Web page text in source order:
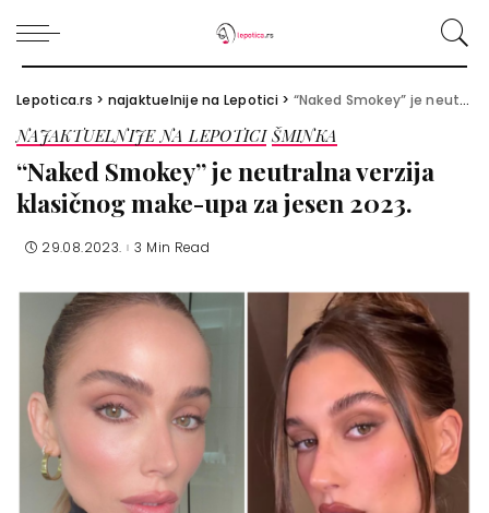
Lepotica.rs > najaktuelnije na Lepotici> “Naked Smokey” je neutralna verzija klasičnog make-upa za jesen 2023.
NAJAKTUELNIJE NA LEPOTICI ŠMINKA
“Naked Smokey” je neutralna verzija
klasičnog make-upa za jesen 2023.
29.08.2023. 3 Min Read